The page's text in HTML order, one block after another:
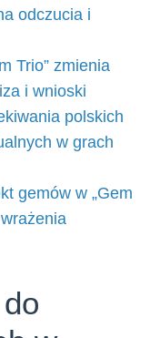
odczucia i
Trio” zmienia
i wnioski
polskich
w grach
gemów w „Gem